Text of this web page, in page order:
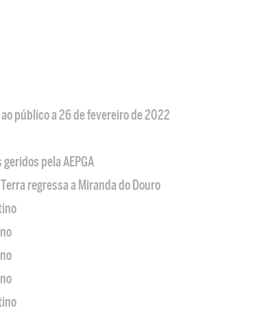
público a 26 de fevereiro de 2022
pela AEPGA
regressa a Miranda do Douro